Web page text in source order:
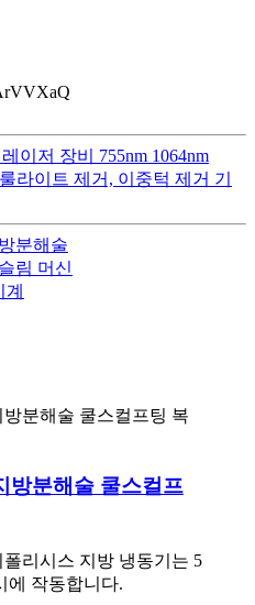
이저 장비 755nm 1064nm
라이트 제거, 이중턱 제거 기
분해술
림 머신
방분해술 쿨스컬프